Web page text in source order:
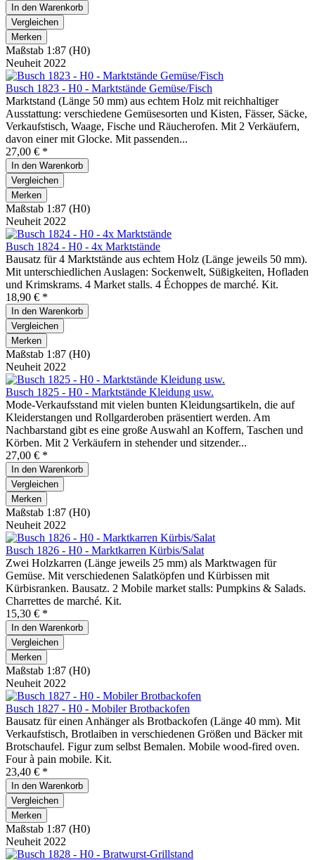
In den Warenkorb
Vergleichen
Merken
Maßstab 1:87 (H0)
Neuheit 2022
Busch 1823 - H0 - Marktstände Gemüse/Fisch
Marktstand (Länge 50 mm) aus echtem Holz mit reichhaltiger
Ausstattung: verschiedene Gemüsesorten und Kisten, Fässer, Säcke,
Verkaufstisch, Waage, Fische und Räucherofen. Mit 2 Verkäufern,
davon einer mit Glocke. Mit passenden...
27,00 € *
In den Warenkorb
Vergleichen
Merken
Maßstab 1:87 (H0)
Neuheit 2022
Busch 1824 - H0 - 4x Marktstände
Bausatz für 4 Marktstände aus echtem Holz (Länge jeweils 50 mm).
Mit unterschiedlichen Auslagen: Sockenwelt, Süßigkeiten, Hofladen
und Krimskrams. 4 Market stalls. 4 Échoppes de marché. Kit.
18,90 € *
In den Warenkorb
Vergleichen
Merken
Maßstab 1:87 (H0)
Neuheit 2022
Busch 1825 - H0 - Marktstände Kleidung usw.
Mode-Verkaufsstand mit vielen bunten Kleidungsartikeln, die auf
Kleiderstangen und Rollgarderoben präsentiert werden. Am
Nachbarstand gibt es eine große Auswahl an Koffern, Taschen und
Körben. Mit 2 Verkäufern in stehender und sitzender...
27,00 € *
In den Warenkorb
Vergleichen
Merken
Maßstab 1:87 (H0)
Neuheit 2022
Busch 1826 - H0 - Marktkarren Kürbis/Salat
Zwei Holzkarren (Länge jeweils 25 mm) als Marktwagen für
Gemüse. Mit verschiedenen Salatköpfen und Kürbissen mit
Kürbisranken. Bausatz. 2 Mobile market stalls: Pumpkins & Salads.
Charrettes de marché. Kit.
15,30 € *
In den Warenkorb
Vergleichen
Merken
Maßstab 1:87 (H0)
Neuheit 2022
Busch 1827 - H0 - Mobiler Brotbackofen
Bausatz für einen Anhänger als Brotbackofen (Länge 40 mm). Mit
Verkaufstisch, Brotlaiben in verschiedenen Größen und Bäcker mit
Brotschaufel. Figur zum selbst Bemalen. Mobile wood-fired oven.
Four à pain mobile. Kit.
23,40 € *
In den Warenkorb
Vergleichen
Merken
Maßstab 1:87 (H0)
Neuheit 2022